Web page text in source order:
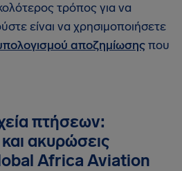
τρόπος για να
είναι να χρησιμοποιήσετε
αποζημίωσηςπου
πτήσεων:
ακυρώσεις
Africa Aviation